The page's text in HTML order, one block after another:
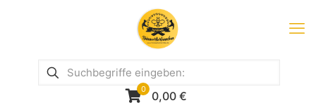
0 0,00 €